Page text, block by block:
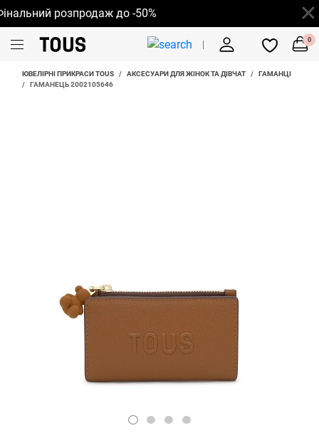
розпродаж до -50%
0
ЮВЕЛІРНІ ПРИКРАСИ TOUS / АКСЕСУАРИ ДЛЯ ЖІНОК ТА ДІВЧАТ /
ГАМАНЦІ
/
ГАМАНЕЦЬ 2002105646